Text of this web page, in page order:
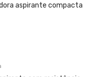
aspirante compacta